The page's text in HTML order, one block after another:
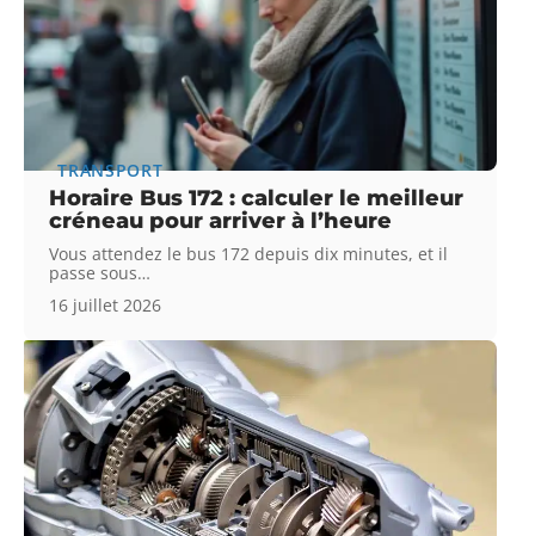
TRANSPORT
Horaire Bus 172 : calculer le meilleur
créneau pour arriver à l’heure
Vous attendez le bus 172 depuis dix minutes, et il
passe sous…
16 juillet 2026